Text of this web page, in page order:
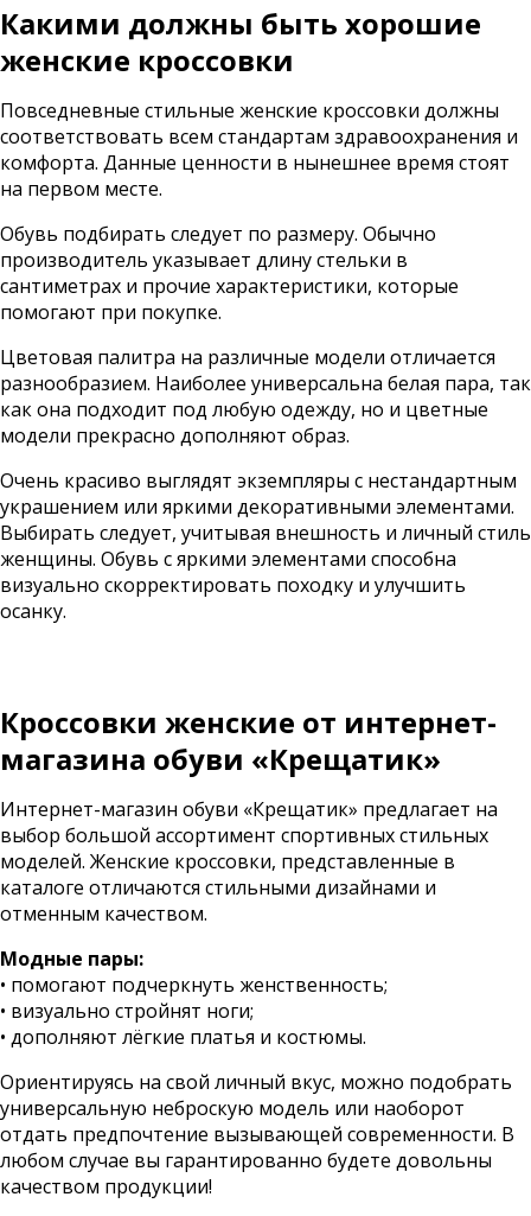
Какими должны быть хорошие
женские кроссовки
Повседневные стильные женские кроссовки должны
соответствовать всем стандартам здравоохранения и
комфорта. Данные ценности в нынешнее время стоят
на первом месте.
Обувь подбирать следует по размеру. Обычно
производитель указывает длину стельки в
сантиметрах и прочие характеристики, которые
помогают при покупке.
Цветовая палитра на различные модели отличается
разнообразием. Наиболее универсальна белая пара, так
как она подходит под любую одежду, но и цветные
модели прекрасно дополняют образ.
Очень красиво выглядят экземпляры с нестандартным
украшением или яркими декоративными элементами.
Выбирать следует, учитывая внешность и личный стиль
женщины. Обувь с яркими элементами способна
визуально скорректировать походку и улучшить
осанку.
Кроссовки женские от интернет-
магазина обуви «Крещатик»
Интернет-магазин обуви «Крещатик» предлагает на
выбор большой ассортимент спортивных стильных
моделей. Женские кроссовки, представленные в
каталоге отличаются стильными дизайнами и
отменным качеством.
Модные пары:
• помогают подчеркнуть женственность;
• визуально стройнят ноги;
• дополняют лёгкие платья и костюмы.
Ориентируясь на свой личный вкус, можно подобрать
универсальную неброскую модель или наоборот
отдать предпочтение вызывающей современности. В
любом случае вы гарантированно будете довольны
качеством продукции!